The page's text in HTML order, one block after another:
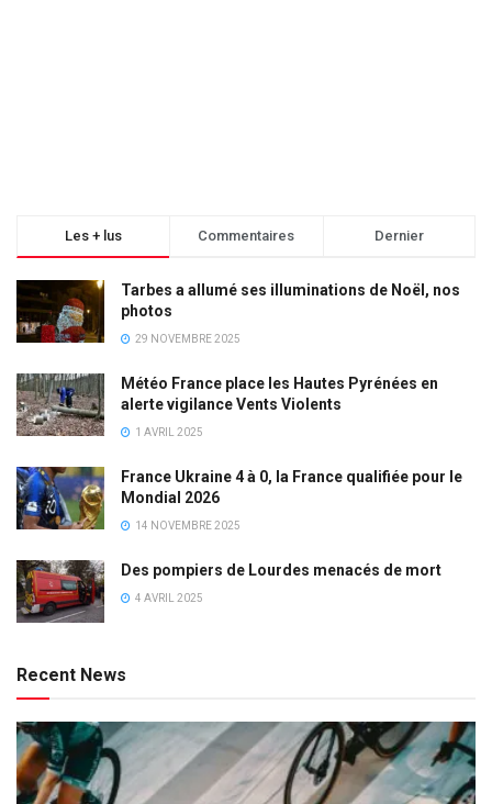
Les + lus Commentaires Dernier
Tarbes a allumé ses illuminations de Noël, nos
photos
29 NOVEMBRE 2025
Météo France place les Hautes Pyrénées en
alerte vigilance Vents Violents
1 AVRIL 2025
France Ukraine 4 à 0, la France qualifiée pour le
Mondial 2026
14 NOVEMBRE 2025
Des pompiers de Lourdes menacés de mort
4 AVRIL 2025
Recent News